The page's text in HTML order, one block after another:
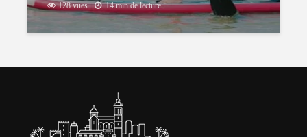
128 vues 14 min de lecture